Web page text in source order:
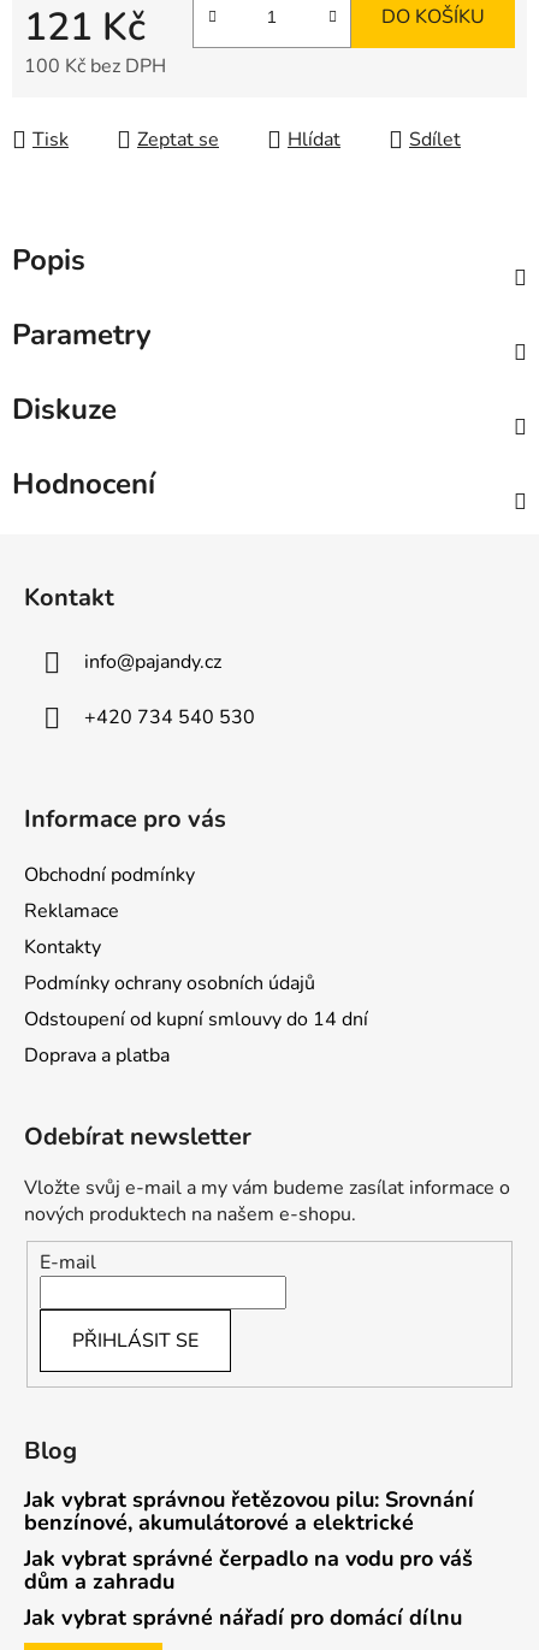
121 Kč
100 Kč bez DPH
DO KOŠÍKU
Tisk Zeptat se Hlídat Sdílet
Popis
Parametry
Diskuze
Hodnocení
Kontakt
info@pajandy.cz
+420 734 540 530
Informace pro vás
Obchodní podmínky
Reklamace
Kontakty
Podmínky ochrany osobních údajů
Odstoupení od kupní smlouvy do 14 dní
Doprava a platba
Odebírat newsletter
Vložte svůj e-mail a my vám budeme zasílat informace o
nových produktech na našem e-shopu.
E-mail
PŘIHLÁSIT SE
Blog
Jak vybrat správnou řetězovou pilu: Srovnání
benzínové, akumulátorové a elektrické
Jak vybrat správné čerpadlo na vodu pro váš
dům a zahradu
Jak vybrat správné nářadí pro domácí dílnu